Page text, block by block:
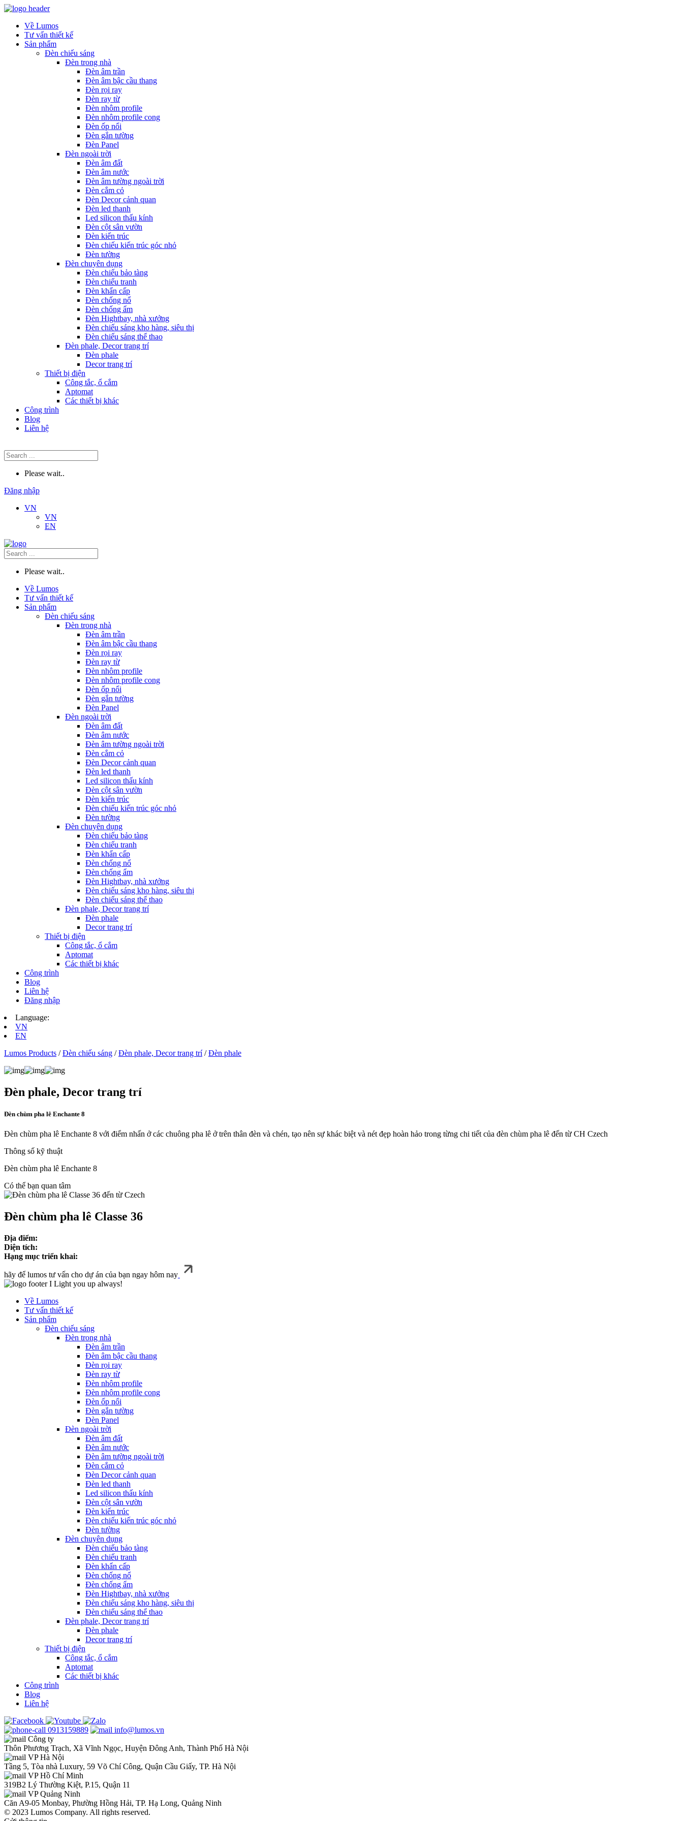
Về Lumos
Tư vấn thiết kế
Sản phẩm
Đèn chiếu sáng
Đèn trong nhà
Đèn âm trần
Đèn âm bậc cầu thang
Đèn rọi ray
Đèn ray từ
Đèn nhôm profile
Đèn nhôm profile cong
Đèn ốp nổi
Đèn gắn tường
Đèn Panel
Đèn ngoài trời
Đèn âm đất
Đèn âm nước
Đèn âm tường ngoài trời
Đèn cắm cỏ
Đèn Decor cảnh quan
Đèn led thanh
Led silicon thấu kính
Đèn cột sân vườn
Đèn kiến trúc
Đèn chiếu kiến trúc góc nhỏ
Đèn tường
Đèn chuyên dụng
Đèn chiếu bảo tàng
Đèn chiếu tranh
Đèn khẩn cấp
Đèn chống nổ
Đèn chống ẩm
Đèn Hightbay, nhà xưởng
Đèn chiếu sáng kho hàng, siêu thị
Đèn chiếu sáng thể thao
Đèn phale, Decor trang trí
Đèn phale
Decor trang trí
Thiết bị điện
Công tắc, ổ cắm
Aptomat
Các thiết bị khác
Công trình
Blog
Liên hệ
Please wait..
Đăng nhập
VN
VN
EN
Please wait..
Về Lumos
Tư vấn thiết kế
Sản phẩm
Đèn chiếu sáng
Đèn trong nhà
Đèn âm trần
Đèn âm bậc cầu thang
Đèn rọi ray
Đèn ray từ
Đèn nhôm profile
Đèn nhôm profile cong
Đèn ốp nổi
Đèn gắn tường
Đèn Panel
Đèn ngoài trời
Đèn âm đất
Đèn âm nước
Đèn âm tường ngoài trời
Đèn cắm cỏ
Đèn Decor cảnh quan
Đèn led thanh
Led silicon thấu kính
Đèn cột sân vườn
Đèn kiến trúc
Đèn chiếu kiến trúc góc nhỏ
Đèn tường
Đèn chuyên dụng
Đèn chiếu bảo tàng
Đèn chiếu tranh
Đèn khẩn cấp
Đèn chống nổ
Đèn chống ẩm
Đèn Hightbay, nhà xưởng
Đèn chiếu sáng kho hàng, siêu thị
Đèn chiếu sáng thể thao
Đèn phale, Decor trang trí
Đèn phale
Decor trang trí
Thiết bị điện
Công tắc, ổ cắm
Aptomat
Các thiết bị khác
Công trình
Blog
Liên hệ
Đăng nhập
Language:
VN
EN
Lumos Products /Đèn chiếu sáng /Đèn phale, Decor trang trí/Đèn phale
Đèn phale, Decor trang trí
Đèn chùm pha lê Enchante 8
Đèn chùm pha lê Enchante 8 với điểm nhấn ở các chuông pha lê ở trên thân đèn và chén, tạo nên sự khác biệt và nét đẹp hoàn hảo trong từng chi tiết của đèn chùm pha lê đến từ CH Czech
Thông số kỹ thuật
Đèn chùm pha lê Enchante 8
Có thể bạn quan tâm
Đèn chùm pha lê Classe 36
Địa điểm:
Diện tích:
Hạng mục triển khai:
hãy để lumos tư vấn cho dự án của bạn ngay hôm nay
I Light you up always!
Về Lumos
Tư vấn thiết kế
Sản phẩm
Đèn chiếu sáng
Đèn trong nhà
Đèn âm trần
Đèn âm bậc cầu thang
Đèn rọi ray
Đèn ray từ
Đèn nhôm profile
Đèn nhôm profile cong
Đèn ốp nổi
Đèn gắn tường
Đèn Panel
Đèn ngoài trời
Đèn âm đất
Đèn âm nước
Đèn âm tường ngoài trời
Đèn cắm cỏ
Đèn Decor cảnh quan
Đèn led thanh
Led silicon thấu kính
Đèn cột sân vườn
Đèn kiến trúc
Đèn chiếu kiến trúc góc nhỏ
Đèn tường
Đèn chuyên dụng
Đèn chiếu bảo tàng
Đèn chiếu tranh
Đèn khẩn cấp
Đèn chống nổ
Đèn chống ẩm
Đèn Hightbay, nhà xưởng
Đèn chiếu sáng kho hàng, siêu thị
Đèn chiếu sáng thể thao
Đèn phale, Decor trang trí
Đèn phale
Decor trang trí
Thiết bị điện
Công tắc, ổ cắm
Aptomat
Các thiết bị khác
Công trình
Blog
Liên hệ
0913159889
info@lumos.vn
Công ty
Thôn Phương Trạch, Xã Vĩnh Ngọc, Huyện Đông Anh, Thành Phố Hà Nội
VP Hà Nội
Tầng 5, Tòa nhà Luxury, 59 Võ Chí Công, Quận Cầu Giấy, TP. Hà Nội
VP Hồ Chí Minh
319B2 Lý Thường Kiệt, P.15, Quận 11
VP Quảng Ninh
Căn A9-05 Monbay, Phường Hồng Hải, TP. Hạ Long, Quảng Ninh
© 2023 Lumos Company. All rights reserved.